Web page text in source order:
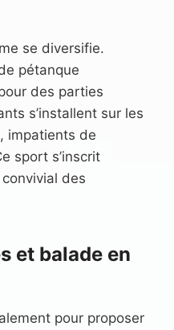
se diversifie.
pétanque
des parties
s’installent sur les
impatients de
sport s’inscrit
des
et balade en
pour proposer